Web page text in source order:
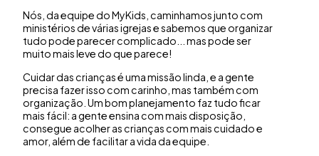
Nós, da equipe do MyKids, caminhamos junto com
ministérios de várias igrejas e sabemos que organizar
tudo pode parecer complicado... mas pode ser
muito mais leve do que parece!
Cuidar das crianças é uma missão linda, e a gente
precisa fazer isso com carinho, mas também com
organização. Um bom planejamento faz tudo ficar
mais fácil: a gente ensina com mais disposição,
consegue acolher as crianças com mais cuidado e
amor, além de facilitar a vida da equipe.